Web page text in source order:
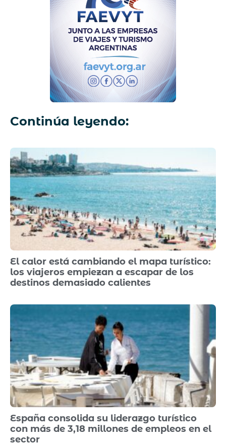
Continúa leyendo:
El calor está cambiando el mapa turístico:
los viajeros empiezan a escapar de los
destinos demasiado calientes
España consolida su liderazgo turístico
con más de 3,18 millones de empleos en el
sector